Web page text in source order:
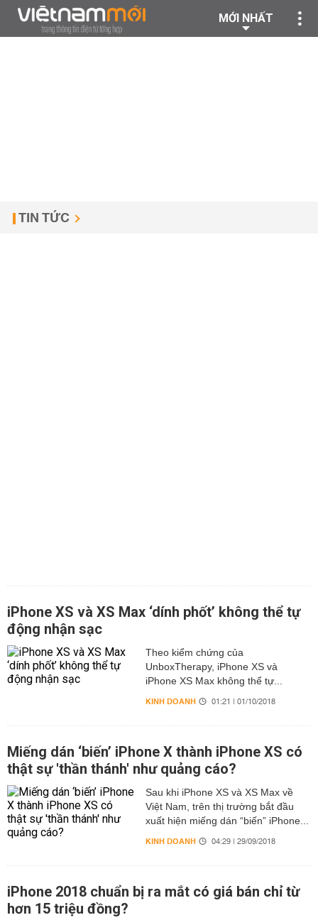
MỚI NHẤT
TIN TỨC
iPhone XS và XS Max ‘dính phốt’ không thể tự
động nhận sạc
Theo kiểm chứng của
UnboxTherapy, iPhone XS và
iPhone XS Max không thể tự...
KINH DOANH 01:21 | 01/10/2018
Miếng dán ‘biến’ iPhone X thành iPhone XS có
thật sự 'thần thánh' như quảng cáo?
Sau khi iPhone XS và XS Max về
Việt Nam, trên thị trường bắt đầu
xuất hiện miếng dán “biến” iPhone...
KINH DOANH 04:29 | 29/09/2018
iPhone 2018 chuẩn bị ra mắt có giá bán chỉ từ
hơn 15 triệu đồng?